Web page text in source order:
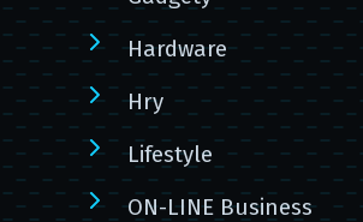
Hardware
Hry
Lifestyle
ON-LINE Business